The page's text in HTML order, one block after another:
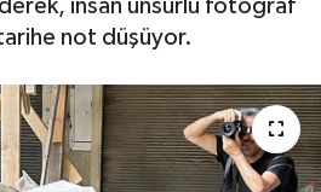
insan unsurlu fotoğraf
not düşüyor.